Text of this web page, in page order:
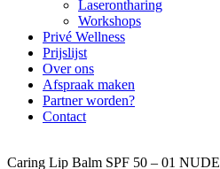
Laserontharing
Workshops
Privé Wellness
Prijslijst
Over ons
Afspraak maken
Partner worden?
Contact
Caring Lip Balm SPF 50 – 01 NUDE